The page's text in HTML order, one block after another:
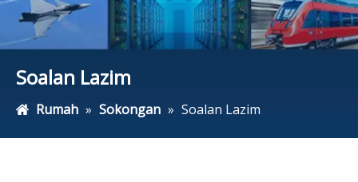
Soalan Lazim
Rumah » Sokongan » Soalan Lazim